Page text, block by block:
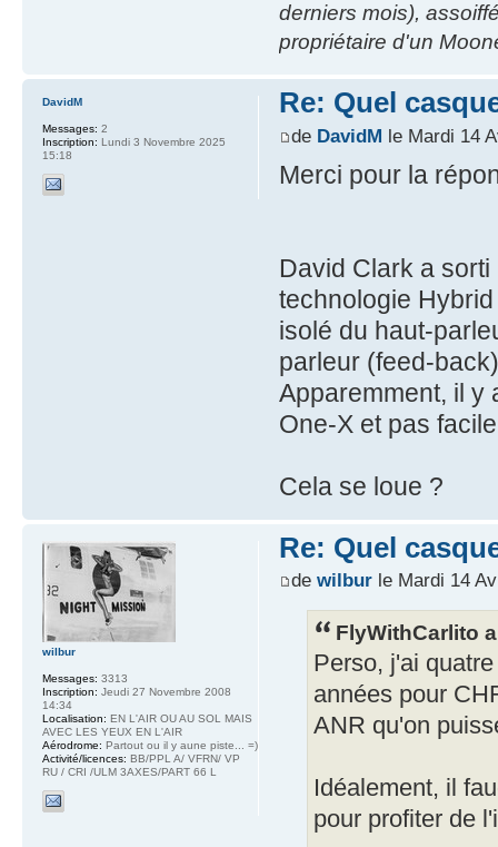
derniers mois),
propriétaire d'un
Re: Quel
de DavidM le Mardi 14
Merci pour la
David Clark a
technologie
isolé du haut-
parleur (feed-
Apparemment, il y
One-X et pas
Cela se loue ?
DavidM
Messages: 2
Inscription: Lundi 3 Novembre 2025
15:18
Re: Quel
de wilburle Mardi 14
FlyWithCarlito
Perso, j'ai
années pour
ANR qu'on
Idéalement, il
pour profiter de
wilbur
Messages: 3313
Inscription: Jeudi 27 Novembre 2008
14:34
Localisation: EN L'AIR OU AU SOL MAIS
AVEC LES YEUX EN L'AIR
Aérodrome: Partout ou il y aune piste... =)
Activité/licences: BB/PPL A/ VFRN/ VP
RU / CRI /ULM 3AXES/PART 66 L